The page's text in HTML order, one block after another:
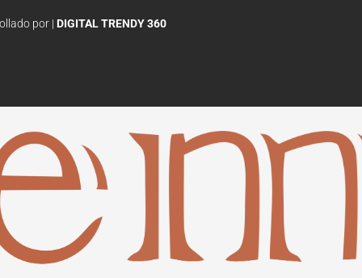
por | DIGITAL TRENDY 360